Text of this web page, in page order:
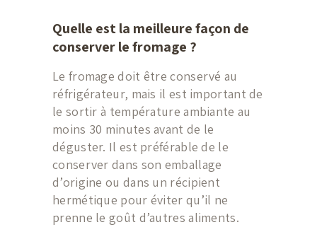
Quelle est la meilleure façon de
conserver le fromage ?
Le fromage doit être conservé au
réfrigérateur, mais il est important de
le sortir à température ambiante au
moins 30 minutes avant de le
déguster. Il est préférable de le
conserver dans son emballage
d’origine ou dans un récipient
hermétique pour éviter qu’il ne
prenne le goût d’autres aliments.